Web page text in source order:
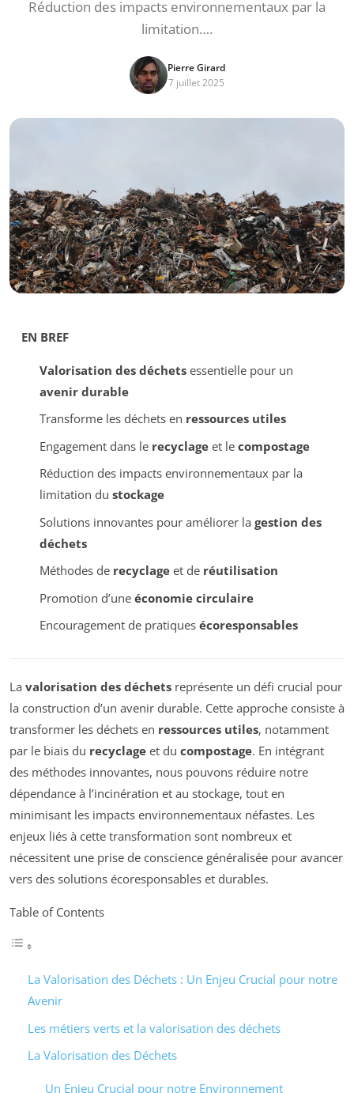
Réduction des impacts environnementaux par la
limitation….
Pierre Girard
7 juillet 2025
EN BREF
Valorisation des déchetsessentielle pour un
avenir durable
Transforme les déchets en ressources utiles
Engagement dans le recyclageet le compostage
Réduction des impacts environnementaux par la
limitation du stockage
Solutions innovantes pour améliorer la gestion des
déchets
Méthodes de recyclageet de réutilisation
Promotion d’une économie circulaire
Encouragement de pratiques écoresponsables
La valorisation des déchets représente un défi crucial pour
la construction d’un avenir durable. Cette approche consiste à
transformer les déchets en ressources utiles, notamment
par le biais du recyclage et du compostage. En intégrant
des méthodes innovantes, nous pouvons réduire notre
dépendance à l’incinération et au stockage, tout en
minimisant les impacts environnementaux néfastes. Les
enjeux liés à cette transformation sont nombreux et
nécessitent une prise de conscience généralisée pour avancer
vers des solutions écoresponsables et durables.
Table of Contents
La Valorisation des Déchets : Un Enjeu Crucial pour notre
Avenir
Les métiers verts et la valorisation des déchets
La Valorisation des Déchets
Un Enjeu Crucial pour notre Environnement